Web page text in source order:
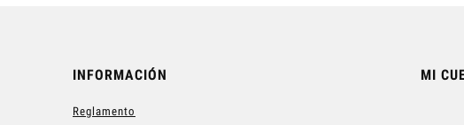
INFORMACIÓN
Reglamento
MI